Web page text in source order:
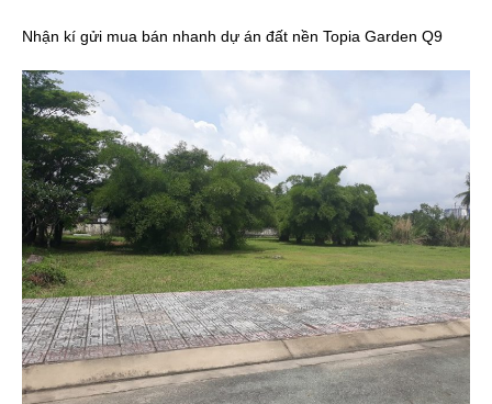
Nhận kí gửi mua bán nhanh dự án đất nền Topia Garden Q9